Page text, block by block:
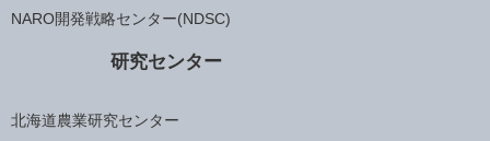
NARO開発戦略センター(NDSC)
研究センター
北海道農業研究センター